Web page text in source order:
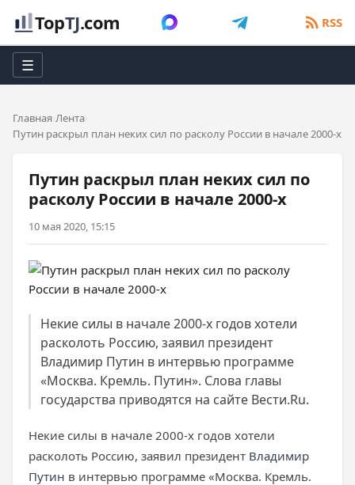
TopTJ.com RSS
☰
Главная Лента
Путин раскрыл план неких сил по расколу России в начале 2000-х
Путин раскрыл план неких сил по
расколу России в начале 2000-х
10 мая 2020, 15:15
Некие силы в начале 2000-х годов хотели
расколоть Россию, заявил президент
Владимир Путин в интервью программе
«Москва. Кремль. Путин». Слова главы
государства приводятся на сайте Вести.Ru.
Некие силы в начале 2000-х годов хотели
расколоть Россию, заявил президент Владимир
Путин в интервью программе «Москва. Кремль.